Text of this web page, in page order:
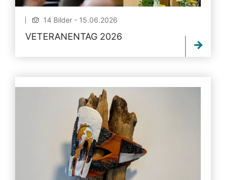
14 Bilder - 15.06.2026
VETERANENTAG 2026